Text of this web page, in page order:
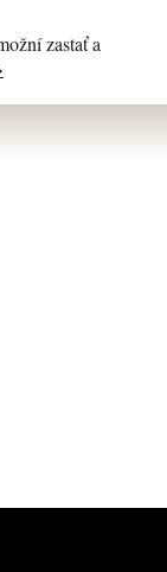
zastať a